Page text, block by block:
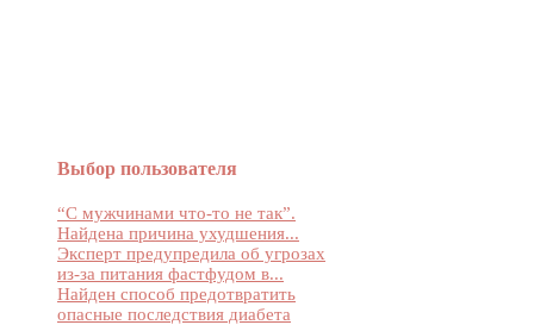
Выбор пользователя
“С мужчинами что-то не так”.
Найдена причина ухудшения...
Эксперт предупредила об угрозах
из-за питания фастфудом в...
Найден способ предотвратить
опасные последствия диабета